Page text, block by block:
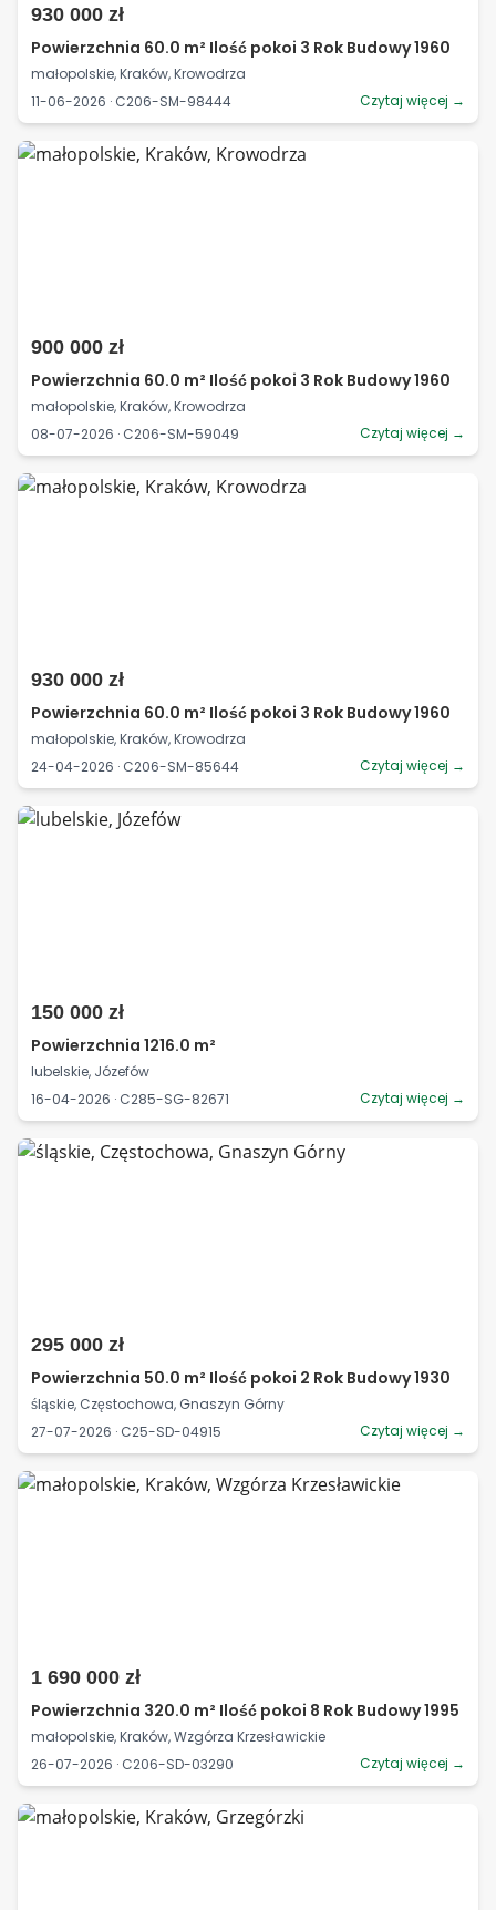
930 000 zł
Powierzchnia 60.0 m² Ilość pokoi 3 Rok Budowy 1960
małopolskie, Kraków, Krowodrza
11-06-2026 · C206-SM-98444
Czytaj więcej →
900 000 zł
Powierzchnia 60.0 m² Ilość pokoi 3 Rok Budowy 1960
małopolskie, Kraków, Krowodrza
08-07-2026 · C206-SM-59049
Czytaj więcej →
930 000 zł
Powierzchnia 60.0 m² Ilość pokoi 3 Rok Budowy 1960
małopolskie, Kraków, Krowodrza
24-04-2026 · C206-SM-85644
Czytaj więcej →
150 000 zł
Powierzchnia 1216.0 m²
lubelskie, Józefów
16-04-2026 · C285-SG-82671
Czytaj więcej →
295 000 zł
Powierzchnia 50.0 m² Ilość pokoi 2 Rok Budowy 1930
śląskie, Częstochowa, Gnaszyn Górny
27-07-2026 · C25-SD-04915
Czytaj więcej →
1 690 000 zł
Powierzchnia 320.0 m² Ilość pokoi 8 Rok Budowy 1995
małopolskie, Kraków, Wzgórza Krzesławickie
26-07-2026 · C206-SD-03290
Czytaj więcej →